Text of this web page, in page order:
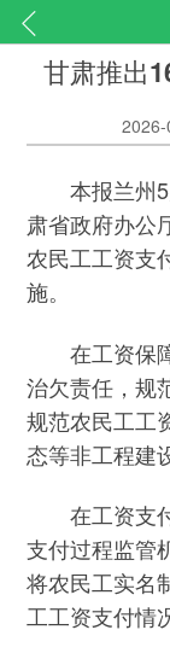
甘肃推出
本报兰州5
肃省政府办公
农民工工资支
施。
在工资保障
治欠责任，规
规范农民工工
态等非工程建
在工资支付
支付过程监管
将农民工实名
工工资支付情